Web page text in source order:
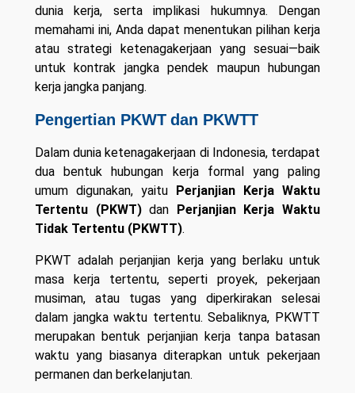
dunia kerja, serta implikasi hukumnya. Dengan
memahami ini, Anda dapat menentukan pilihan kerja
atau strategi ketenagakerjaan yang sesuai—baik
untuk kontrak jangka pendek maupun hubungan
kerja jangka panjang.
Pengertian PKWT dan PKWTT
Dalam dunia ketenagakerjaan di Indonesia, terdapat
dua bentuk hubungan kerja formal yang paling
umum digunakan, yaitu Perjanjian Kerja Waktu
Tertentu (PKWT)dan Perjanjian Kerja Waktu
Tidak Tertentu (PKWTT).
PKWT adalah perjanjian kerja yang berlaku untuk
masa kerja tertentu, seperti proyek, pekerjaan
musiman, atau tugas yang diperkirakan selesai
dalam jangka waktu tertentu. Sebaliknya, PKWTT
merupakan bentuk perjanjian kerja tanpa batasan
waktu yang biasanya diterapkan untuk pekerjaan
permanen dan berkelanjutan.